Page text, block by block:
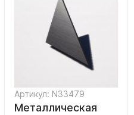
Артикул: N33479
Металлическая